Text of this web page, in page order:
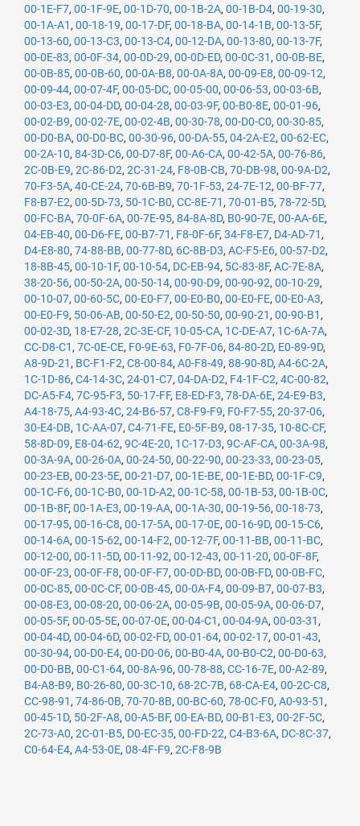
00-1E-F7, 00-1F-9E, 00-1D-70, 00-1B-2A, 00-1B-D4, 00-19-30,
00-1A-A1 , 00-18-19, 00-17-DF, 00-18-BA, 00-14-1B, 00-13-5F,
00-13-60, 00-13-C3, 00-13-C4, 00-12-DA, 00-13-80, 00-13-7F,
00-0E-83, 00-0F-34, 00-0D-29, 00-0D-ED, 00-0C-31 , 00-0B-BE,
00-0B-85, 00-0B-60, 00-0A-B8, 00-0A-8A, 00-09-E8, 00-09-12,
00-09-44, 00-07-4F, 00-05-DC, 00-05-00, 00-06-53, 00-03-6B,
00-03-E3, 00-04-DD, 00-04-28, 00-03-9F, 00-B0-8E, 00-01-96,
00-02-B9, 00-02-7E, 00-02-4B, 00-30-78, 00-D0-C0, 00-30-85,
00-D0-BA, 00-D0-BC, 00-30-96, 00-DA-55, 04-2A-E2, 00-62-EC,
00-2A-10, 84-3D-C6, 00-D7-8F, 00-A6-CA, 00-42-5A, 00-76-86,
2C-0B-E9, 2C-86-D2, 2C-31-24, F8-0B-CB, 70-DB-98, 00-9A-D2,
70-F3-5A, 40-CE-24, 70-6B-B9, 70-1F-53, 24-7E-12, 00-BF-77,
F8-B7-E2, 00-5D-73, 50-1C-B0, CC-8E-71 , 70-01-B5, 78-72-5D,
00-FC-BA, 70-0F-6A, 00-7E-95, 84-8A-8D, B0-90-7E, 00-AA-6E,
04-EB-40, 00-D6-FE, 00-B7-71 , F8-0F-6F, 34-F8-E7, D4-AD-71 ,
D4-E8-80, 74-88-BB, 00-77-8D, 6C-8B-D3, AC-F5-E6, 00-57-D2,
18-8B-45, 00-10-1F, 00-10-54, DC-EB-94, 5C-83-8F, AC-7E-8A,
38-20-56, 00-50-2A, 00-50-14, 00-90-D9, 00-90-92, 00-10-29,
00-10-07, 00-60-5C, 00-E0-F7, 00-E0-B0, 00-E0-FE, 00-E0-A3,
00-E0-F9, 50-06-AB, 00-50-E2, 00-50-50, 00-90-21 , 00-90-B1 ,
00-02-3D, 18-E7-28, 2C-3E-CF, 10-05-CA, 1C-DE-A7, 1C-6A-7A,
CC-D8-C1 , 7C-0E-CE, F0-9E-63, F0-7F-06, 84-80-2D, E0-89-9D,
A8-9D-21 , BC-F1-F2, C8-00-84, A0-F8-49, 88-90-8D, A4-6C-2A,
1C-1D-86, C4-14-3C, 24-01-C7, 04-DA-D2, F4-1F-C2, 4C-00-82,
DC-A5-F4, 7C-95-F3, 50-17-FF, E8-ED-F3, 78-DA-6E, 24-E9-B3,
A4-18-75, A4-93-4C, 24-B6-57, C8-F9-F9, F0-F7-55, 20-37-06,
30-E4-DB, 1C-AA-07, C4-71-FE, E0-5F-B9, 08-17-35, 10-8C-CF,
58-8D-09, E8-04-62, 9C-4E-20, 1C-17-D3, 9C-AF-CA, 00-3A-98,
00-3A-9A, 00-26-0A, 00-24-50, 00-22-90, 00-23-33, 00-23-05,
00-23-EB, 00-23-5E, 00-21-D7, 00-1E-BE, 00-1E-BD, 00-1F-C9,
00-1C-F6, 00-1C-B0, 00-1D-A2, 00-1C-58, 00-1B-53, 00-1B-0C,
00-1B-8F, 00-1A-E3, 00-19-AA, 00-1A-30, 00-19-56, 00-18-73,
00-17-95, 00-16-C8, 00-17-5A, 00-17-0E, 00-16-9D, 00-15-C6,
00-14-6A, 00-15-62, 00-14-F2, 00-12-7F, 00-11-BB, 00-11-BC,
00-12-00, 00-11-5D, 00-11-92, 00-12-43, 00-11-20, 00-0F-8F,
00-0F-23, 00-0F-F8, 00-0F-F7, 00-0D-BD, 00-0B-FD, 00-0B-FC,
00-0C-85, 00-0C-CF, 00-0B-45, 00-0A-F4, 00-09-B7, 00-07-B3,
00-08-E3, 00-08-20, 00-06-2A, 00-05-9B, 00-05-9A, 00-06-D7,
00-05-5F, 00-05-5E, 00-07-0E, 00-04-C1 , 00-04-9A, 00-03-31 ,
00-04-4D, 00-04-6D, 00-02-FD, 00-01-64, 00-02-17, 00-01-43,
00-30-94, 00-D0-E4, 00-D0-06, 00-B0-4A, 00-B0-C2, 00-D0-63,
00-D0-BB, 00-C1-64, 00-8A-96, 00-78-88, CC-16-7E, 00-A2-89,
B4-A8-B9, B0-26-80, 00-3C-10, 68-2C-7B, 68-CA-E4, 00-2C-C8,
CC-98-91 , 74-86-0B, 70-70-8B, 00-BC-60, 78-0C-F0, A0-93-51 ,
00-45-1D, 50-2F-A8, 00-A5-BF, 00-EA-BD, 00-B1-E3, 00-2F-5C,
2C-73-A0, 2C-01-B5, D0-EC-35, 00-FD-22, C4-B3-6A, DC-8C-37,
C0-64-E4, A4-53-0E, 08-4F-F9, 2C-F8-9B